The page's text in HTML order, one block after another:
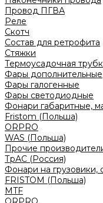
Провод ПГВА
Реле
Скотч
Состав для ретрофита
Стяжки
Термоусадочная
Фары дополнительные
Фары галогенные
Фары светодиодные
Фонари габаритные,
Fristom (Польша)
ORPRO
WAS (Польша)
Прочие
ТрАС (Россия)
Фонари на грузовики,
FRISTOM (Польша)
MTF